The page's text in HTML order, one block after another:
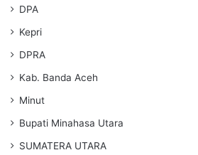
DPA
Kepri
DPRA
Kab. Banda Aceh
Minut
Bupati Minahasa Utara
SUMATERA UTARA